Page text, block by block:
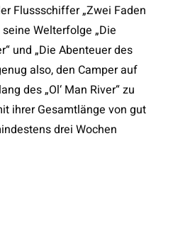
Flussschiffer „Zwei Faden
Welterfolge „Die
und „Die Abenteuer des
also, den Camper auf
des „Ol‘ Man River“ zu
ihrer Gesamtlänge von gut
drei Wochen